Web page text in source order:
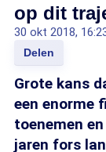
op dit
30 okt 2018,
Delen
Grote kans
een enorme
toenemen
jaren fors